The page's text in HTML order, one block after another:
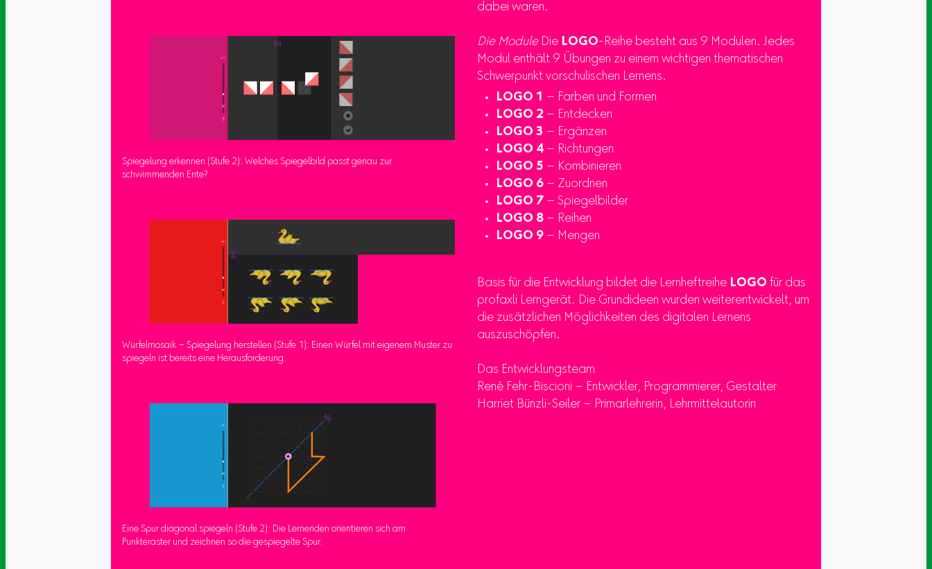
Spiegelung erkennen (Stufe 2): Welches Spiegelbild passt genau zur
schwimmenden Ente?
Würfelmosaik – Spiegelung herstellen (Stufe 1): Einen Würfel mit eigenem Muster zu
spiegeln ist bereits eine Herausforderung.
Eine Spur diagonal spiegeln (Stufe 2): Die Lernenden orientieren sich am
Punkteraster und zeichnen so die gespiegelte Spur.
dabei waren.
Die ModuleDie LOGO-Reihe besteht aus 9 Modulen. Jedes
Modul enthält 9 Übungen zu einem wichtigen thematischen
Schwerpunkt vorschulischen Lernens.
LOGO 1 – Farben und Formen
LOGO 2 – Entdecken
LOGO 3 – Ergänzen
LOGO 4 – Richtungen
LOGO 5 – Kombinieren
LOGO 6 – Zuordnen
LOGO 7 – Spiegelbilder
LOGO 8 – Reihen
LOGO 9 – Mengen
Basis für die Entwicklung bildet die Lernheftreihe LOGO für das
profaxli Lerngerät. Die Grundideen wurden weiterentwickelt, um
die zusätzlichen Möglichkeiten des digitalen Lernens
auszuschöpfen.
Das Entwicklungsteam
René Fehr-Biscioni – Entwickler, Programmierer, Gestalter
Harriet Bünzli-Seiler – Primarlehrerin, Lehrmittelautorin